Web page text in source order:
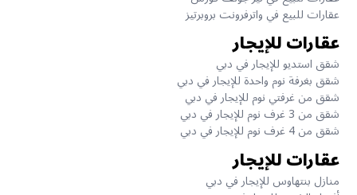
عقارات للبيع في واترفرونت بروبرتيز
عقارات للإيجار
شقق استديو للإيجار في دبي
شقق بغرفة نوم واحدة للإيجار في دبي
شقق من غرفتي نوم للإيجار في دبي
شقق من 3 غرف نوم للإيجار في دبي
شقق من 4 غرف نوم للإيجار في دبي
عقارات للإيجار
منازل بنتهاوس للإيجار في دبي